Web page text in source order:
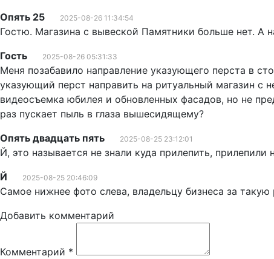
Опять 25
2025-08-26 11:34:54
Гостю. Магазина с вывеской Памятники больше нет. А
Гость
2025-08-26 05:31:33
Меня позабавило направление указующего перста в
указующий перст направить на ритуальный магазин
видеосъемка юбилея и обновленных фасадов, но не
раз пускает пыль в глаза вышесидящему?
Опять двадцать пять
2025-08-25 23:12:01
Й, это называется не знали куда прилепить,
Й
2025-08-25 20:46:09
Самое нижнее фото слева, владельцу бизнеса за
Добавить комментарий
Комментарий *